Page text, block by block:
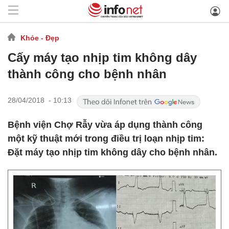
Khỏe - Đẹp
Cấy máy tạo nhịp tim không dây
thành công cho bệnh nhân
28/04/2018 - 10:13
Bệnh viện Chợ Rẫy vừa áp dụng thành công
một kỹ thuật mới trong điều trị loạn nhịp tim:
Đặt máy tạo nhịp tim không dây cho bệnh nhân.